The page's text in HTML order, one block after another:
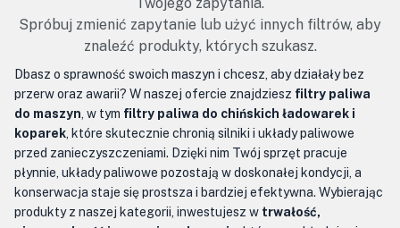
Spróbuj zmienić zapytanie lub użyć innych filtrów, aby
znaleźć produkty, których szukasz.
Dbasz o sprawność swoich maszyn i chcesz, aby działały bez
przerw oraz awarii? W naszej ofercie znajdziesz filtry paliwa
do maszyn , w tym filtry paliwa do chińskich ładowarek i
koparek , które skutecznie chronią silniki i układy paliwowe
przed zanieczyszczeniami. Dzięki nim Twój sprzęt pracuje
płynnie, układy paliwowe pozostają w doskonałej kondycji, a
konserwacja staje się prostsza i bardziej efektywna. Wybierając
produkty z naszej kategorii, inwestujesz w trwałość,